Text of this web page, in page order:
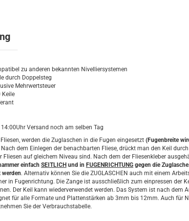
zu anderen bekannten Nivelliersystemen
durch Doppelsteg
Mehrwertsteuer
Keile
Versand noch am selben Tag
werden die Zuglaschen in die Fugen eingesetzt (Fugenbreite
Nach dem Einlegen der benachbarten Fliese, drückt man den Keil
Fliesen auf gleichem Niveau sind. Nach dem der Fliesenkleber
einfach SEITLICH und in FUGENRICHTUNG gegen die
. Alternativ können Sie die ZUGLASCHEN auch mit einem
in Fugenrichtung. Die Zange ist ausschließlich zum einpressen der
Der Keil kann wiederverwendet werden. Das System ist nach dem
für alle Formate und Plattenstärken ab 3mm bis 12mm. Auch für
Sie der Verbrauchstabelle.